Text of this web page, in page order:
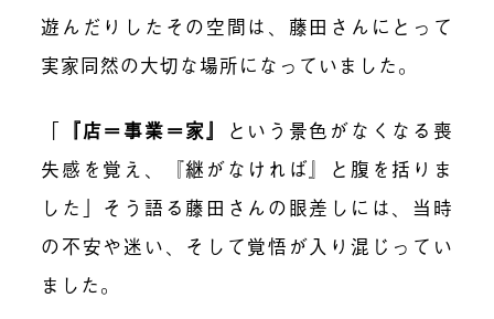
遊んだりしたその空間は、藤田さんにとって
実家同然の大切な場所になっていました。
「 『店＝事業＝家』
という景色がなくなる喪
失感を覚え、『継がなければ』と腹を括りま
した」そう語る藤田さんの眼差しには、当時
の不安や迷い、そして覚悟が入り混じってい
ました。